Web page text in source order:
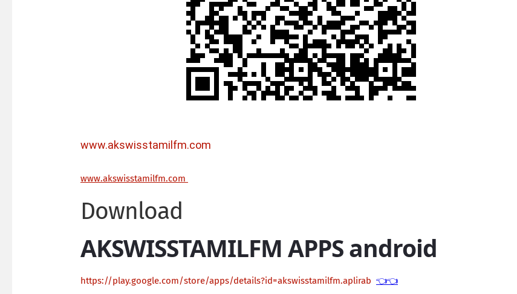
www.akswisstamilfm.com
www.akswisstamilfm.com
Download
AKSWISSTAMILFM APPS android
https://play.google.com/store/apps/details?id=akswisstamilfm.aplirab 👈👈